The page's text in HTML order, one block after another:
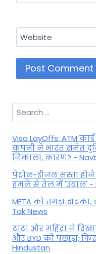
Website
Search
for:
Visa LayOffs: ATM
कंपनी ने भारत समेत
निकाला, कारण? -
पेट्रोल-डीजल सस्ता
हमले से तेल में 'उबाल' -
META को तगड़ा झटका,
Tak News
टाटा और महिंद्रा ने
और BYD को पछाड़ा;
Hindustan